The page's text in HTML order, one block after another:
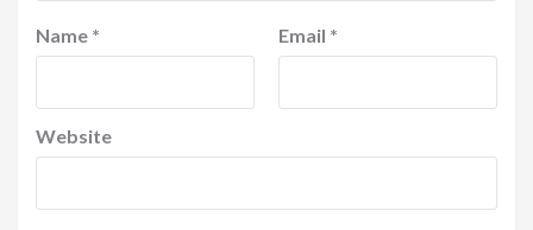
Name * Email *
Website